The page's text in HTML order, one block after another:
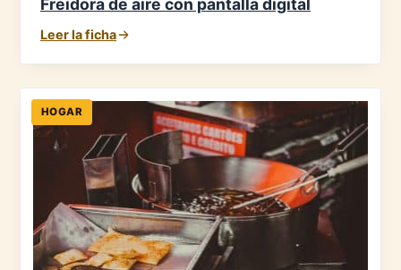
Freidora de aire con pantalla digital
Leer la ficha
HOGAR